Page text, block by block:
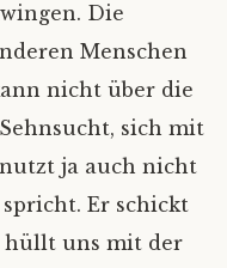
Die
Menschen
nicht über die
sich mit
ja auch nicht
Er schickt
hüllt uns mit der